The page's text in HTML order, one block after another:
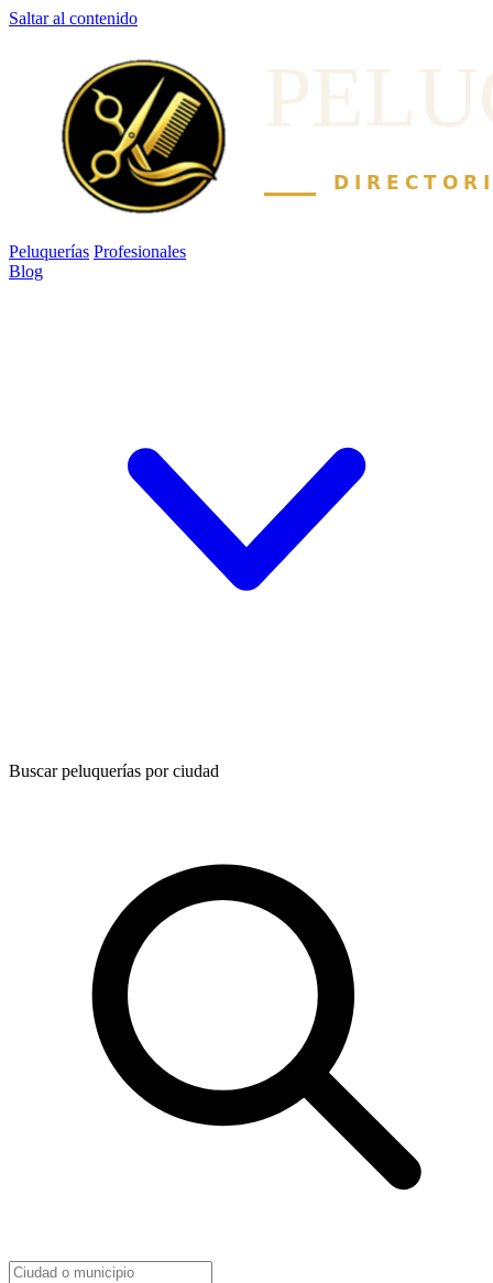
Saltar al contenido
Peluquerías Profesionales
Blog
Buscar peluquerías por ciudad